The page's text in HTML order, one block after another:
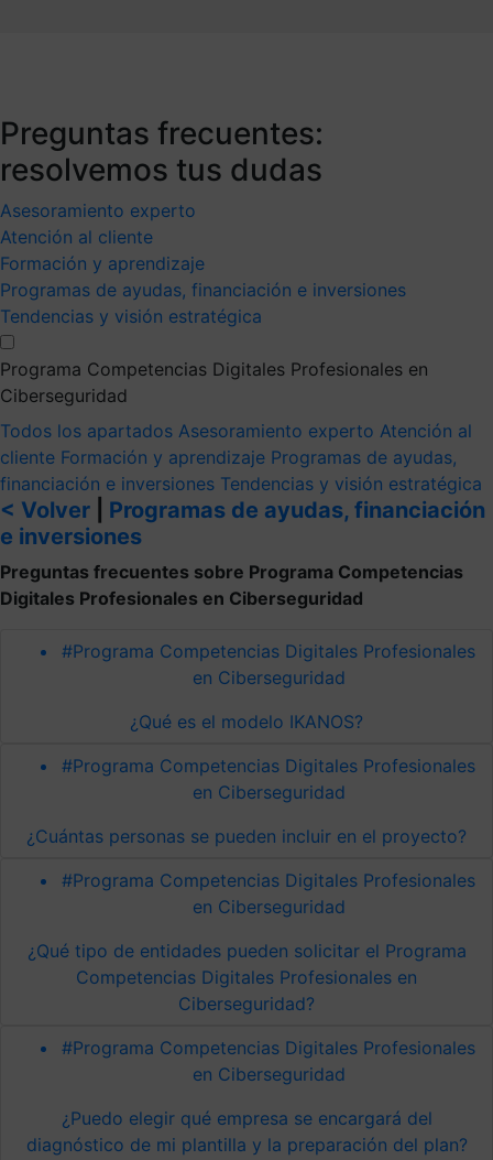
Preguntas frecuentes:
resolvemos tus dudas
Asesoramiento experto
Atención al cliente
Formación y aprendizaje
Programas de ayudas, financiación e inversiones
Tendencias y visión estratégica
Programa Competencias Digitales Profesionales en
Ciberseguridad
Todos los apartados Asesoramiento experto Atención al
cliente Formación y aprendizaje Programas de ayudas,
financiación e inversiones Tendencias y visión estratégica
< Volver
Programas de ayudas, financiación
e inversiones
Preguntas frecuentes sobre Programa Competencias
Digitales Profesionales en Ciberseguridad
#Programa Competencias Digitales Profesionales
en Ciberseguridad
¿Qué es el modelo IKANOS?
#Programa Competencias Digitales Profesionales
en Ciberseguridad
¿Cuántas personas se pueden incluir en el proyecto?
#Programa Competencias Digitales Profesionales
en Ciberseguridad
¿Qué tipo de entidades pueden solicitar el Programa
Competencias Digitales Profesionales en
Ciberseguridad?
#Programa Competencias Digitales Profesionales
en Ciberseguridad
¿Puedo elegir qué empresa se encargará del
diagnóstico de mi plantilla y la preparación del plan?